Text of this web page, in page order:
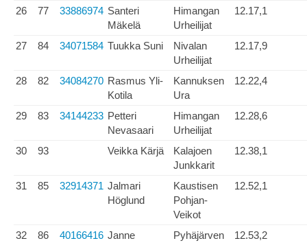
26 77 33886974 Santeri
Mäkelä
Himangan
Urheilijat
12.17,1
27 84 34071584 Tuukka Suni
Nivalan
Urheilijat
12.17,9
28 82 34084270 Rasmus Yli-
Kotila
Kannuksen
Ura
12.22,4
29 83 34144233 Petteri
Nevasaari
Himangan
Urheilijat
12.28,6
30 93 Veikka Kärjä
Kalajoen
Junkkarit
12.38,1
31 85 32914371 Jalmari
Höglund
Kaustisen
Pohjan-
Veikot
12.52,1
32 86 40166416 Janne
Pyhäjärven
12.53,2